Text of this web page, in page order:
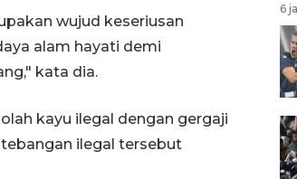
wujud keseriusan
alam hayati demi
kata dia.
kayu ilegal dengan gergaji
ilegal tersebut
6